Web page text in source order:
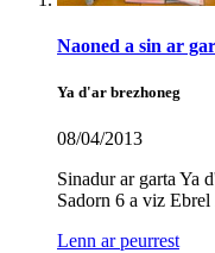
Naoned a sin ar
Ya d'ar brezhoneg
08/04/2013
Sinadur ar garta Ya
Sadorn 6 a viz Ebrel
Lenn ar peurrest